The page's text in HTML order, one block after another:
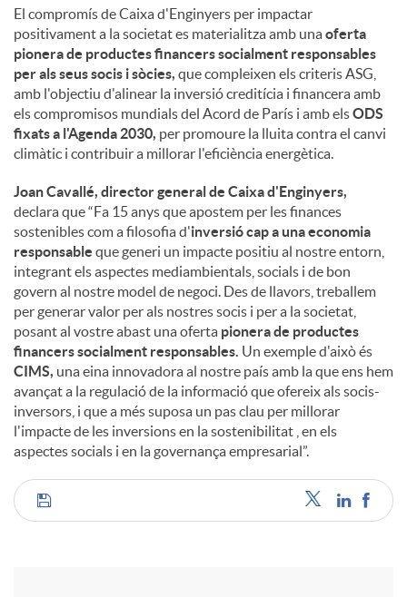
El compromís de Caixa d'Enginyers per impactar
positivament a la societat es materialitza amb unaoferta
pionera de productes financers socialment responsables
per als seus socis i sòcies, que compleixen els criteris ASG,
amb l'objectiu d'alinear la inversió creditícia i financera amb
els compromisos mundials del Acord de París i amb elsODS
fixats a l'Agenda 2030, per promoure la lluita contra el canvi
climàtic i contribuir a millorar l'eficiència energètica.
Joan Cavallé, director general de Caixa d'Enginyers,
declara que “Fa 15 anys que apostem per les finances
sostenibles com a filosofia d'inversió cap a una economia
responsable que generi un impacte positiu al nostre entorn,
integrant els aspectes mediambientals, socials i de bon
govern al nostre model de negoci. Des de llavors, treballem
per generar valor per als nostres socis i per a la societat,
posant al vostre abast una oferta pionera de productes
financers socialment responsables. Un exemple d'això és
CIMS, una eina innovadora al nostre país amb la que ens hem
avançat a la regulació de la informació que ofereix als socis-
inversors, i que a més suposa un pas clau per millorar
l'impacte de les inversions en la sostenibilitat , en els
aspectes socials i en la governança empresarial”.
C